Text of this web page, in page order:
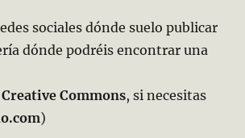
sociales dónde suelo publicar
dónde podréis encontrar una
Commons, si necesitas
)